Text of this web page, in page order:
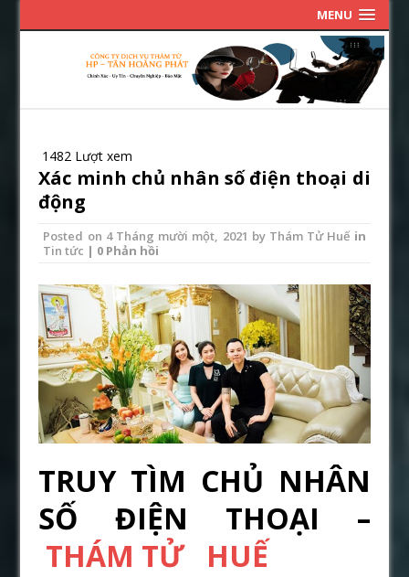
MENU
1482 Lượt xem
Xác minh chủ nhân số điện thoại di
động
Posted on 4 Tháng mười một, 2021 by Thám Tử Huếin
Tin tức | 0 Phản hồi
TRUY TÌM CHỦ NHÂN
SỐ ĐIỆN THOẠI –
THÁM TỬ HUẾ